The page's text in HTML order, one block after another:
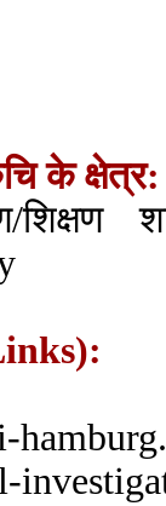
के क्षेत्र:
शिक्षण